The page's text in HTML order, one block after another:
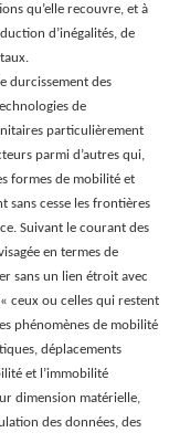
qu’elle recouvre, et à
d’inégalités, de
durcissement des
de
particulièrement
parmi d’autres qui,
formes de mobilité et
sans cesse les frontières
Suivant le courant des
en termes de
sans un lien étroit avec
ceux ou celles qui restent
phénomènes de mobilité
déplacements
et l’immobilité
dimension matérielle,
des données, des